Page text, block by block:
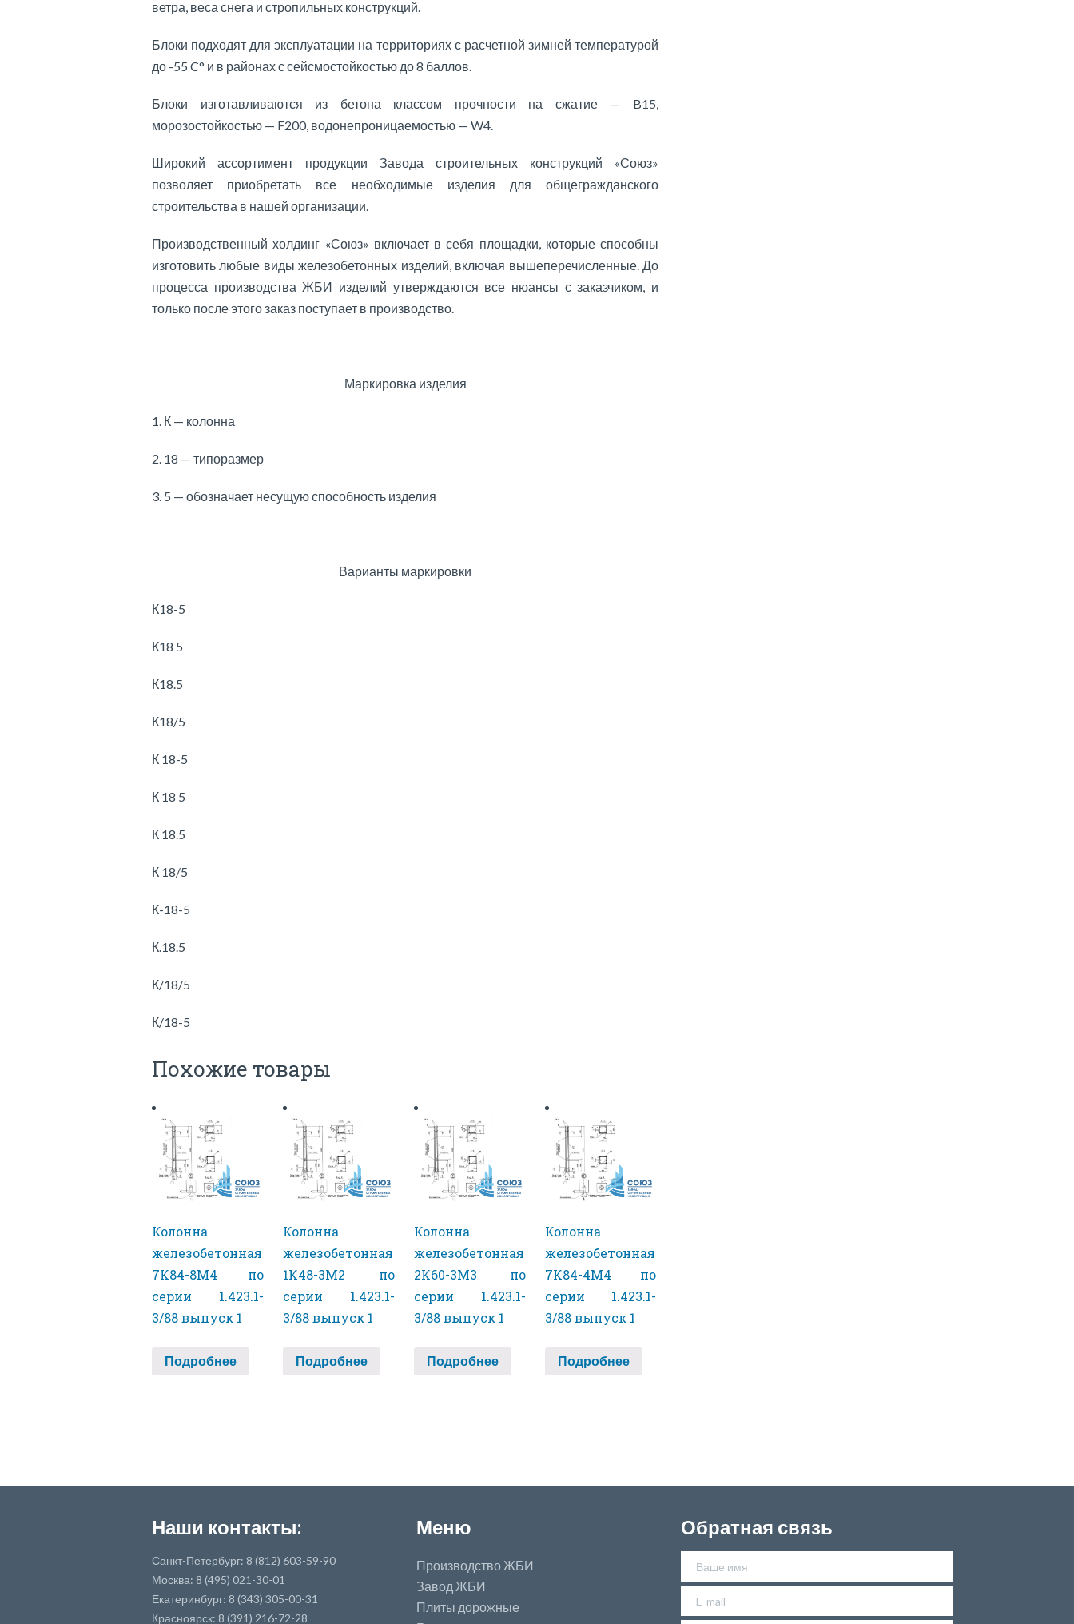
ветра, веса снега и стропильных конструкций.
Блоки подходят для эксплуатации на территориях с расчетной зимней температурой
до -55 C° и в районах с сейсмостойкостью до 8 баллов.
Блоки изготавливаются из бетона классом прочности на сжатие — B15,
морозостойкостью — F200, водонепроницаемостью — W4.
Широкий ассортимент продукции Завода строительных конструкций «Союз»
позволяет приобретать все необходимые изделия для общегражданского
строительства в нашей организации.
Производственный холдинг «Союз» включает в себя площадки, которые способны
изготовить любые виды железобетонных изделий, включая вышеперечисленные. До
процесса производства ЖБИ изделий утверждаются все нюансы с заказчиком, и
только после этого заказ поступает в производство.
Маркировка изделия
1. К — колонна
2. 18 — типоразмер
3. 5 — обозначает несущую способность изделия
Варианты маркировки
К18-5
К18 5
К18.5
К18/5
К 18-5
К 18 5
К 18.5
К 18/5
К-18-5
К.18.5
К/18/5
К/18-5
Похожие товары
Колонна
железобетонная
7К84-8М4 по
серии 1.423.1-
3/88 выпуск 1
Подробнее
Колонна
железобетонная
1К48-3М2 по
серии 1.423.1-
3/88 выпуск 1
Подробнее
Колонна
железобетонная
2К60-3М3 по
серии 1.423.1-
3/88 выпуск 1
Подробнее
Колонна
железобетонная
7К84-4М4 по
серии 1.423.1-
3/88 выпуск 1
Подробнее
Наши контакты:
Санкт-Петербург: 8 (812) 603-59-90
Москва: 8 (495) 021-30-01
Екатеринбург: 8 (343) 305-00-31
Красноярск: 8 (391) 216-72-28
Меню
Производство ЖБИ
Завод ЖБИ
Плиты дорожные
Обратная связь